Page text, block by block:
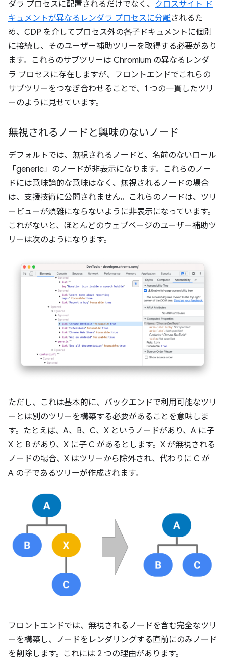
ダラ プロセスに配置されるだけでなく、 クロスサイト ド
キュメントが異なるレンダラ プロセスに分離されるた
め、CDP を介してプロセス外の各子ドキュメントに個別
に接続し、そのユーザー補助ツリーを取得する必要があり
ます。これらのサブツリーは Chromium の異なるレンダ
ラ プロセスに存在しますが、フロントエンドでこれらの
サブツリーをつなぎ合わせることで、1 つの一貫したツリ
ーのように見せています。
無視されるノードと興味のないノード
デフォルトでは、無視されるノードと、名前のないロール
「generic」のノードが非表示になります。これらのノー
ドには意味論的な意味はなく、無視されるノードの場合
は、支援技術に公開されません。これらのノードは、ツリ
ービューが煩雑にならないように非表示になっています。
これがないと、ほとんどのウェブページのユーザー補助ツ
リーは次のようになります。
ただし、これは基本的に、バックエンドで利用可能なツリ
ーとは別のツリーを構築する必要があることを意味しま
す。たとえば、A、B、C、X というノードがあり、A に子
X と B があり、X に子 C があるとします。X が無視される
ノードの場合、X はツリーから除外され、代わりに C が
A の子であるツリーが作成されます。
フロントエンドでは、無視されるノードを含む完全なツリ
ーを構築し、ノードをレンダリングする直前にのみノード
を削除します。これには 2 つの理由があります。